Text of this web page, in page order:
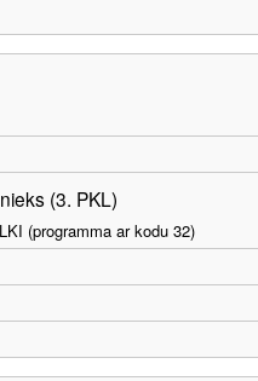
(3. PKL)
(programma ar kodu 32)